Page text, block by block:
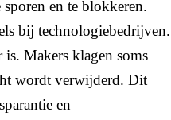
en te blokkeren.
bij technologiebedrijven.
is. Makers klagen soms
wordt verwijderd. Dit
en